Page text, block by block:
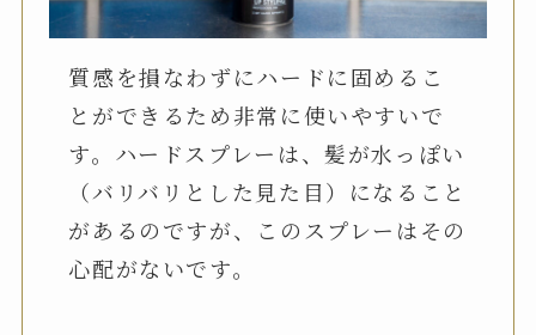
質感を損なわずにハードに固めるこ
とができるため非常に使いやすいで
す。ハードスプレーは、髪が水っぽい
（バリバリとした見た目）になること
があるのですが、このスプレーはその
心配がないです。